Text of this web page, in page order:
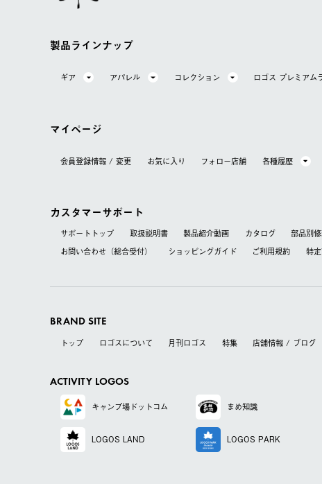
製品ラインナップ
ギア アパレル コレクション ロゴス プレミアム
マイページ
会員登録情報 / 変更 お気に⼊り フォロー店舗 各種履歴
カスタマーサポート
サポートトップ 取扱説明書 製品紹介動画 カタログ 部品別
お問い合わせ（総合受付）
ショッピングガイド ご利用規約 特
BRAND SITE
トップ ロゴスについて 月刊ロゴス 特集 店舗情報 / ブログ
ACTIVITY LOGOS
キャンプ場ドットコム まめ知識
LOGOS LAND LOGOS PARK